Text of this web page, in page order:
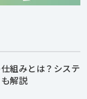
組みとは？システ
解説